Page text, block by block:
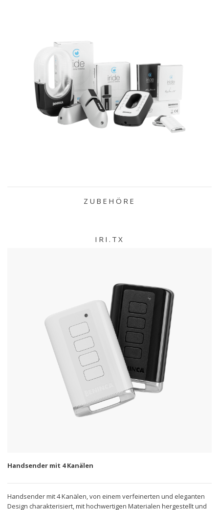
ZUBEHÖRE
IRI.TX
Handsender mit 4 Kanälen
Handsender mit 4 Kanälen, von einem verfeinerten und eleganten
Design charakterisiert, mit hochwertigen Materialen hergestellt und